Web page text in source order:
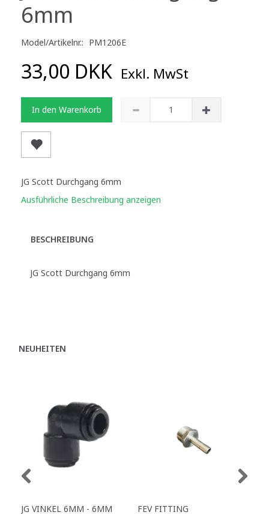
6mm
Model/Artikelnr.: PM1206E
33,00 DKK Exkl. MwSt
In den Warenkorb
JG Scott Durchgang 6mm
Ausführliche Beschreibung anzeigen
BESCHREIBUNG
JG Scott Durchgang 6mm
NEUHEITEN
JG VINKEL 6MM - 6MM FEV FITTING